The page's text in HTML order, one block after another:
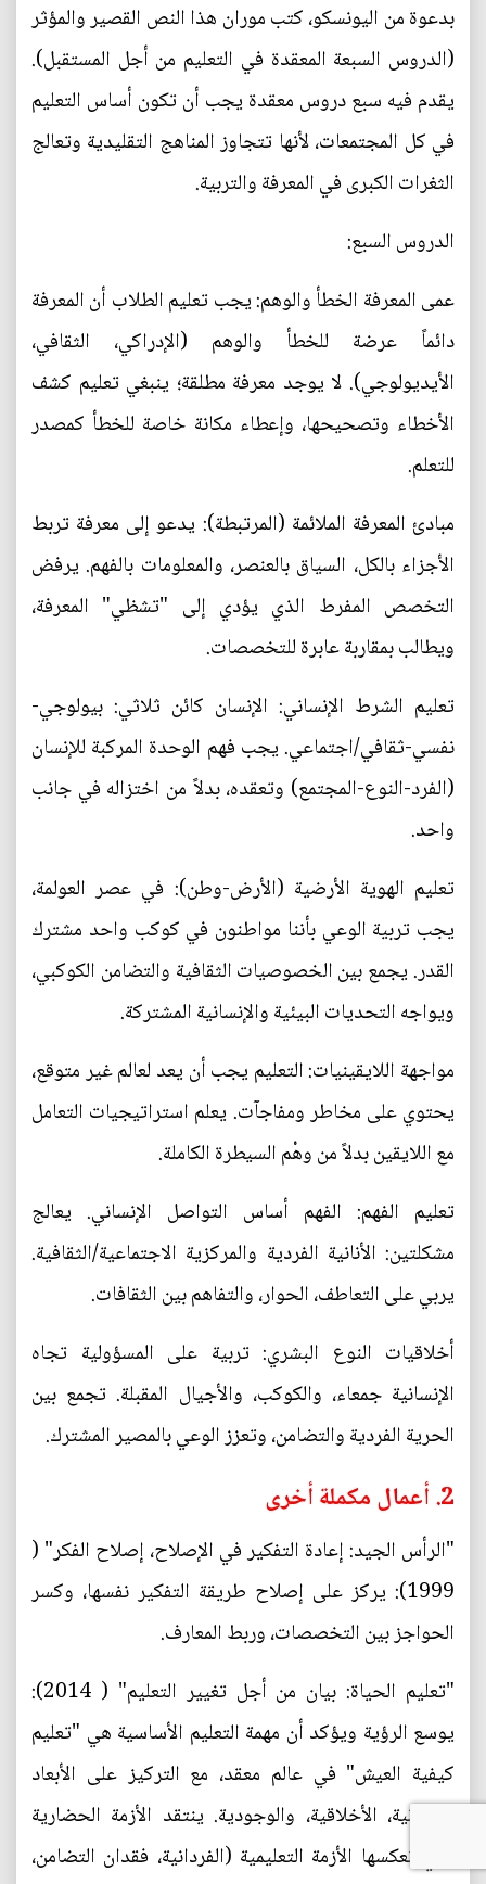
بدعوة من اليونسكو، كتب موران هذا النص القصير والمؤثر
(الدروس السبعة المعقدة في التعليم من أجل المستقبل).
يقدم فيه سبع دروس معقدة يجب أن تكون أساس التعليم
في كل المجتمعات، لأنها تتجاوز المناهج التقليدية وتعالج
الثغرات الكبرى في المعرفة والتربية.
الدروس السبع:
عمى المعرفة الخطأ والوهم: يجب تعليم الطلاب أن المعرفة
دائماً عرضة للخطأ والوهم (الإدراكي، الثقافي،
الأيديولوجي). لا يوجد معرفة مطلقة؛ ينبغي تعليم كشف
الأخطاء وتصحيحها، وإعطاء مكانة خاصة للخطأ كمصدر
للتعلم.
مبادئ المعرفة الملائمة (المرتبطة): يدعو إلى معرفة تربط
الأجزاء بالكل، السياق بالعنصر، والمعلومات بالفهم. يرفض
التخصص المفرط الذي يؤدي إلى "تشظي" المعرفة،
ويطالب بمقاربة عابرة للتخصصات.
تعليم الشرط الإنساني: الإنسان كائن ثلاثي: بيولوجي-
نفسي-ثقافي/اجتماعي. يجب فهم الوحدة المركبة للإنسان
(الفرد-النوع-المجتمع) وتعقده، بدلاً من اختزاله في جانب
واحد.
تعليم الهوية الأرضية (الأرض-وطن): في عصر العولمة،
يجب تربية الوعي بأننا مواطنون في كوكب واحد مشترك
القدر. يجمع بين الخصوصيات الثقافية والتضامن الكوكبي،
ويواجه التحديات البيئية والإنسانية المشتركة.
مواجهة اللايقينيات: التعليم يجب أن يعد لعالم غير متوقع،
يحتوي على مخاطر ومفاجآت. يعلم استراتيجيات التعامل
مع اللايقين بدلاً من وهْم السيطرة الكاملة.
تعليم الفهم: الفهم أساس التواصل الإنساني. يعالج
مشكلتين: الأنانية الفردية والمركزية الاجتماعية/الثقافية.
يربي على التعاطف، الحوار، والتفاهم بين الثقافات.
أخلاقيات النوع البشري: تربية على المسؤولية تجاه
الإنسانية جمعاء، والكوكب، والأجيال المقبلة. تجمع بين
الحرية الفردية والتضامن، وتعزز الوعي بالمصير المشترك.
2. أعمال مكملة أخرى
"الرأس الجيد: إعادة التفكير في الإصلاح، إصلاح الفكر" (
1999): يركز على إصلاح طريقة التفكير نفسها، وكسر
الحواجز بين التخصصات، وربط المعارف.
"تعليم الحياة: بيان من أجل تغيير التعليم" ( 2014):
يوسع الرؤية ويؤكد أن مهمة التعليم الأساسية هي "تعليم
كيفية العيش" في عالم معقد، مع التركيز على الأبعاد
الإنسانية، الأخلاقية، والوجودية. ينتقد الأزمة الحضارية
التي تعكسها الأزمة التعليمية (الفردانية، فقدان التضامن،